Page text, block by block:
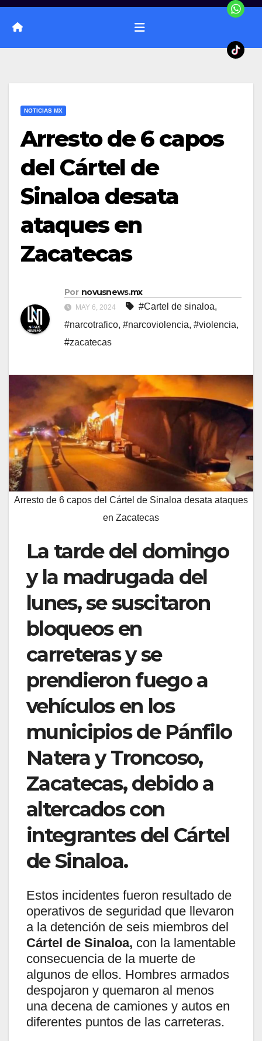
NOTICIAS MX
Arresto de 6 capos
del Cártel de
Sinaloa desata
ataques en
Zacatecas
Por novusnews.mx
MAY 6, 2024 #Cartel de sinaloa,
#narcotrafico, #narcoviolencia, #violencia,
#zacatecas
Arresto de 6 capos del Cártel de Sinaloa desata ataques
en Zacatecas
La tarde del domingo
y la madrugada del
lunes, se suscitaron
bloqueos en
carreteras y se
prendieron fuego a
vehículos en los
municipios de Pánfilo
Natera y Troncoso,
Zacatecas, debido a
altercados con
integrantes del Cártel
de Sinaloa.
Estos incidentes fueron resultado de
operativos de seguridad que llevaron
a la detención de seis miembros del
Cártel de Sinaloa, con la lamentable
consecuencia de la muerte de
algunos de ellos. Hombres armados
despojaron y quemaron al menos
una decena de camiones y autos en
diferentes puntos de las carreteras.